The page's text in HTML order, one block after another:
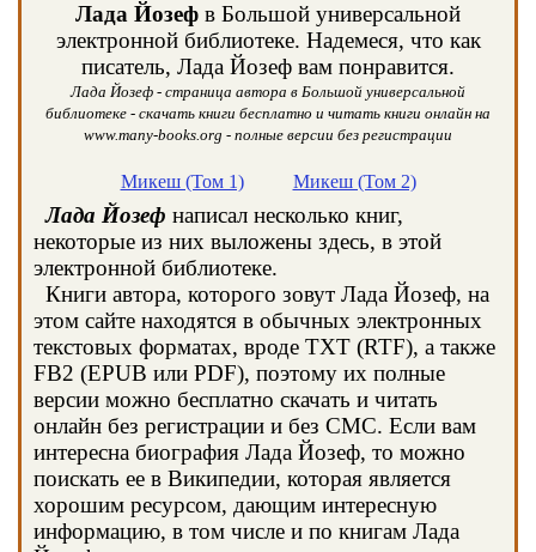
Лада Йозеф в Большой универсальной
электронной библиотеке. Надемеся, что как
писатель, Лада Йозеф вам понравится.
Лада Йозеф - страница автора в Большой универсальной
библиотеке - скачать книги бесплатно и читать книги онлайн на
www.many-books.org - полные версии без регистрации
Микеш (Том 1) Микеш (Том 2)
Лада Йозеф написал несколько книг,
некоторые из них выложены здесь, в этой
электронной библиотеке.
Книги автора, которого зовут Лада Йозеф, на
этом сайте находятся в обычных электронных
текстовых форматах, вроде TXT (RTF), а также
FB2 (EPUB или PDF), поэтому их полные
версии можно бесплатно скачать и читать
онлайн без регистрации и без СМС. Если вам
интересна биография Лада Йозеф, то можно
поискать ее в Википедии, которая является
хорошим ресурсом, дающим интересную
информацию, в том числе и по книгам Лада